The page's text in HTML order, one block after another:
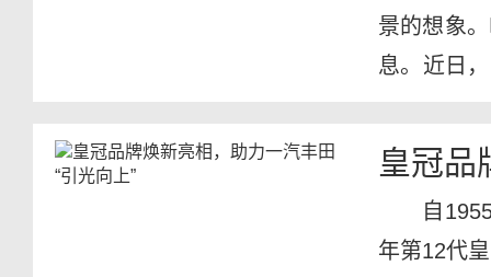
景的想象
息。近日
皇冠品
自
年第12代